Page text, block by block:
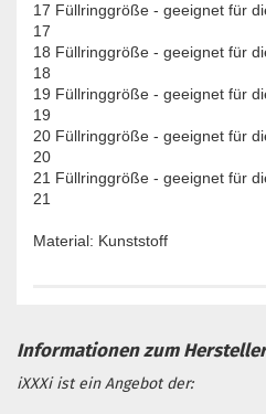
17 Füllringgröße - geeignet für
17
18 Füllringgröße - geeignet für
18
19 Füllringgröße - geeignet für
19
20 Füllringgröße - geeignet für
20
21 Füllringgröße - geeignet für
21
Material: Kunststoff
iXXXi ist ein Angebot der: